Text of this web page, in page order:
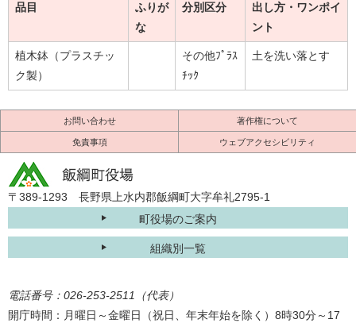
品目
ふりが
な
分別区分
出し方・ワンポイ
ント
植木鉢（プラスチッ
ク製）
その他ﾌﾟﾗｽ
ﾁｯｸ
土を洗い落とす
お問い合わせ 著作権について
免責事項 ウェブアクセシビリティ
〒389-1293 長野県上水内郡飯綱町大字牟礼2795-1
町役場のご案内
組織別一覧
電話番号：026-253-2511（代表）
開庁時間：月曜日～金曜日（祝日、年末年始を除く）8時30分～17